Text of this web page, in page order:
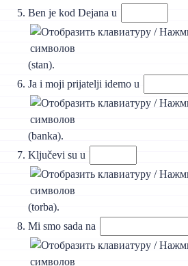
Ben je kod Dejana u
(stan).
Ja i moji prijatelji idemo u
(banka).
Ključevi su u
(torba).
Mi smo sada na